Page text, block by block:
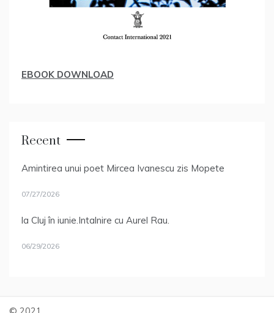
EBOOK DOWNLOAD
Recent
Amintirea unui poet Mircea Ivanescu zis Mopete
07/27/2026
la Cluj în iunie.Intalnire cu Aurel Rau.
06/29/2026